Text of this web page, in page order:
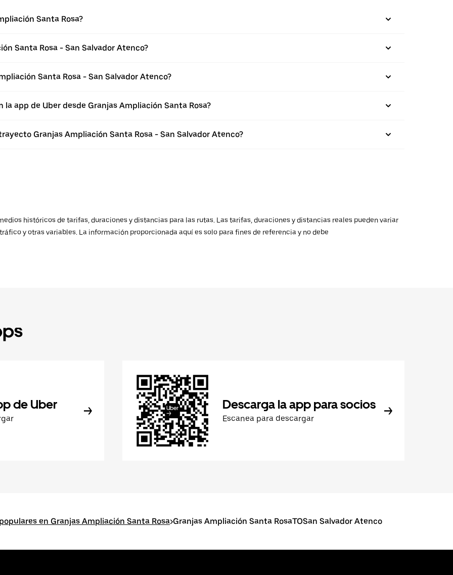
Santa Rosa?
Santa Rosa - San Salvador Atenco?
Santa Rosa - San Salvador Atenco?
app de Uber desde Granjas Ampliación Santa Rosa?
Granjas Ampliación Santa Rosa - San Salvador Atenco?
históricos de tarifas, duraciones y distancias para las rutas. Las tarifas, duraciones y distancias reales pueden variar
y otras variables. La información proporcionada aquí es solo para fines de referencia y no debe
de Uber Descarga la app para socios
Escanea para descargar
en Granjas Ampliación Santa Rosa>Granjas Ampliación Santa RosaTOSan Salvador Atenco